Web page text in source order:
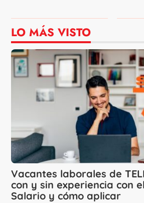
LO MÁS VISTO
Vacantes laborales de
con y sin experiencia con el
Salario y cómo aplicar